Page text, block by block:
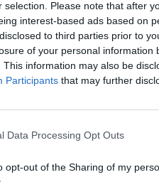
selection. Please note that after
interest-based ads based on
to third parties prior to
of your personal information
This information may also be
Participants that may further
Data Processing Opt Outs
opt-out of the Sharing of my
részére, mind a
hogy az
a karácsony miatt.
év utolsó hónapjához.
az a gyakorlat,
helyett inkább
céges parti, hanem